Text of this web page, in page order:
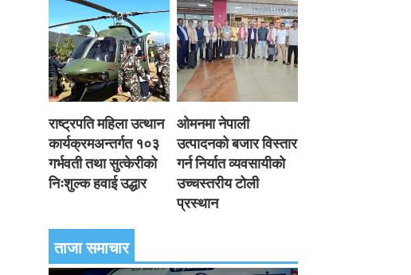
राष्ट्रपति महिला उत्थान
कार्यक्रमअन्तर्गत १०३
गर्भवती तथा सुत्केरीको
निःशुल्क हवाई उद्धार
ओमनमा नेपाली
उत्पादनको बजार विस्तार
गर्न निर्यात व्यवसायीको
उच्चस्तरीय टोली
प्रस्थान
ताजा समाचार